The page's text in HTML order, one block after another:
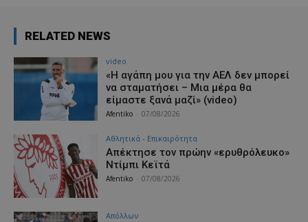
RELATED NEWS
video
«Η αγάπη μου για την ΑΕΛ δεν μπορεί
να σταματήσει – Μια μέρα θα
είμαστε ξανά μαζί» (video)
Afentiko 07/08/2026
Αθλητικά - Επικαιρότητα
Απέκτησε τον πρώην «ερυθρόλευκο»
Ντίμπι Κεϊτά
Afentiko 07/08/2026
Απόλλων